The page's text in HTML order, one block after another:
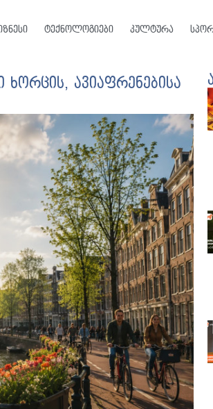
ტექნოლოგიები კულტურა
ავიაფრენებისა